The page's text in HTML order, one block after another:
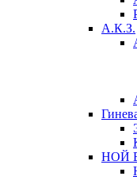
А.К.З.
НОЙ